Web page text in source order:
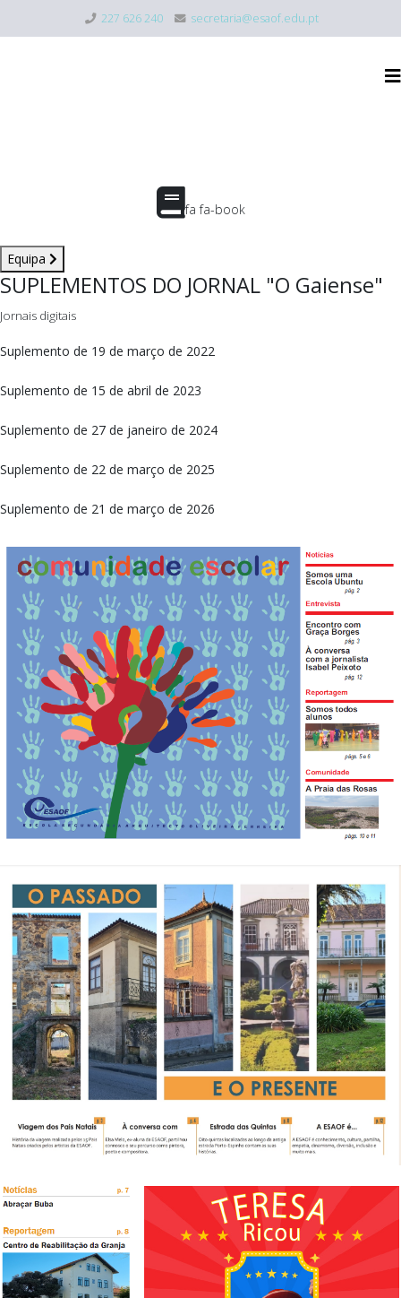
227 626 240 secretaria@esaof.edu.pt
fa fa-book
Equipa
SUPLEMENTOS DO JORNAL "O Gaiense"
Jornais digitais
Suplemento de 19 de março de 2022
Suplemento de 15 de abril de 2023
Suplemento de 27 de janeiro de 2024
Suplemento de 22 de março de 2025
Suplemento de 21 de março de 2026